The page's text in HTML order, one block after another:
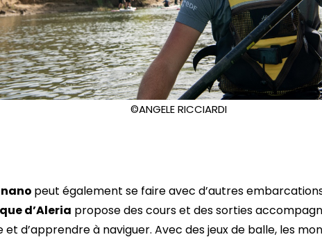
©ANGELE RICCIARDI
peut également se faire avec d’autres
d’Aleria propose des cours et des sorties
d’apprendre à naviguer. Avec des jeux de balle, les